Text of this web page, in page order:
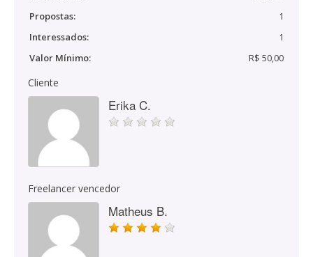
Propostas:
1
Interessados:
1
Valor Mínimo:
R$ 50,00
Cliente
Erika C.
Freelancer vencedor
Matheus B.